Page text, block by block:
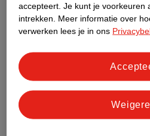
Heb je vooral in de winter een
ondersteun je huid zoveel mogelijk
Eet gezond en gevarieerd
Drink veel water, minstens 1,5
Zorg voor voldoende beweging
accepteert. Je kunt je voorkeuren
intrekken.
Meer informatie over
verwerken lees je in ons